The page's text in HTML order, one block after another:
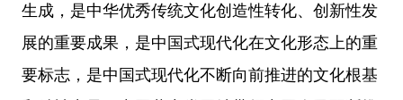
生成，是中华优秀传统文化创造性转化、创新性发
展的重要成果，是中国式现代化在文化形态上的重
要标志，是中国式现代化不断向前推进的文化根基